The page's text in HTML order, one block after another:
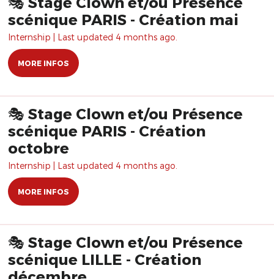
scénique PARIS - Création mai
Internship | Last updated 4 months ago.
MORE INFOS
🎭 Stage Clown et/ou Présence
scénique PARIS - Création
octobre
Internship | Last updated 4 months ago.
MORE INFOS
🎭 Stage Clown et/ou Présence
scénique LILLE - Création